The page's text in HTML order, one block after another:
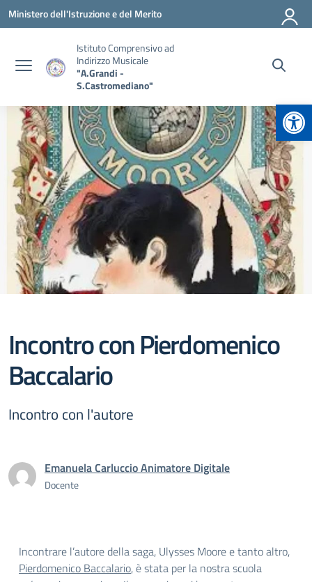
Vai ai contenuti
Vai al menu di navigazione
Vai al footer
Ministero dell'Istruzione e del Merito
Istituto Comprensivo ad
Indirizzo Musicale
"A.Grandi -
S.Castromediano"
Incontro con Pierdomenico
Baccalario
Incontro con l'autore
Emanuela Carluccio Animatore Digitale
Docente
Incontrare l’autore della saga, Ulysses Moore e tanto altro,
Pierdomenico Baccalario, è stata per la nostra scuola